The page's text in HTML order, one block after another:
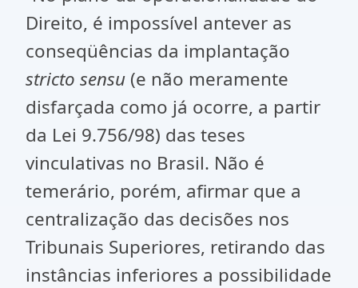
Direito, é impossível antever as
conseqüências da implantação
stricto sensu (e não meramente
disfarçada como já ocorre, a partir
da Lei 9.756/98) das teses
vinculativas no Brasil. Não é
temerário, porém, afirmar que a
centralização das decisões nos
Tribunais Superiores, retirando das
instâncias inferiores a possibilidade